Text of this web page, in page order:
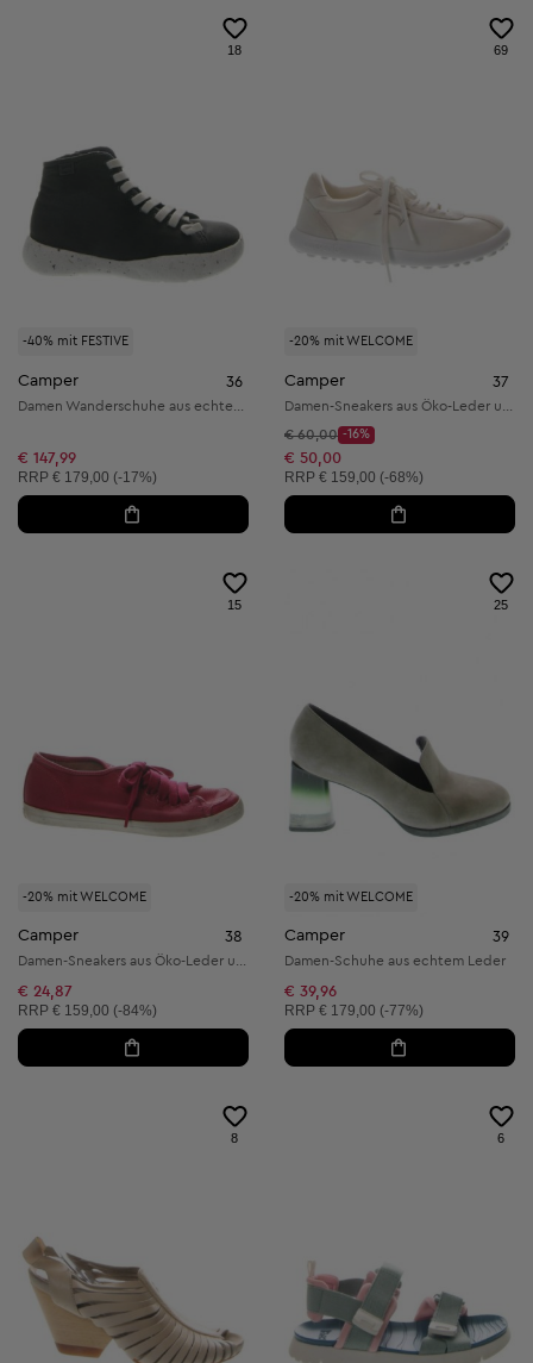
-40% mit FESTIVE
18
Camper 36
€ 147,99
Unverbindliche Preisempfehlung:
RRP € 179,00 (-17%)
-20% mit WELCOME
69
Camper 37
Startpreis:
€ 60,00
Discount Price:
-16%
Reduzierter Preis:
€ 50,00
Unverbindliche Preisempfehlung:
RRP € 159,00 (-68%)
-20% mit WELCOME
15
Camper 38
Damen-Sneakers aus Öko-Leder und Textil
€ 24,87
Unverbindliche Preisempfehlung:
RRP € 159,00 (-84%)
-20% mit WELCOME
25
Camper 39
Damen-Schuhe aus echtem Leder
€ 39,96
Unverbindliche Preisempfehlung:
RRP € 179,00 (-77%)
8 6